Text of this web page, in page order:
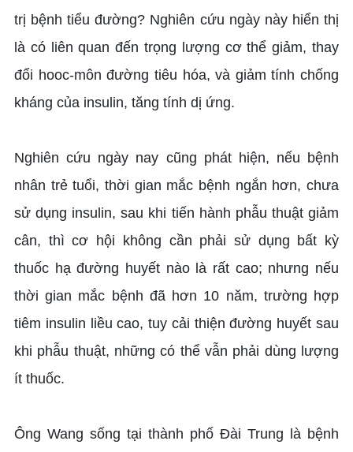
trị bệnh tiểu đường? Nghiên cứu ngày này hiển thị
là có liên quan đến trọng lượng cơ thể giảm, thay
đổi hooc-môn đường tiêu hóa, và giảm tính chống
kháng của insulin, tăng tính dị ứng.
Nghiên cứu ngày nay cũng phát hiện, nếu bệnh
nhân trẻ tuổi, thời gian mắc bệnh ngắn hơn, chưa
sử dụng insulin, sau khi tiến hành phẫu thuật giảm
cân, thì cơ hội không cần phải sử dụng bất kỳ
thuốc hạ đường huyết nào là rất cao; nhưng nếu
thời gian mắc bệnh đã hơn 10 năm, trường hợp
tiêm insulin liều cao, tuy cải thiện đường huyết sau
khi phẫu thuật, những có thể vẫn phải dùng lượng
ít thuốc.
Ông Wang sống tại thành phố Đài Trung là bệnh